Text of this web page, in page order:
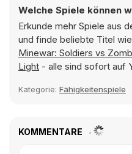
Welche Spiele können
Erkunde mehr Spiele aus
und finde beliebte Titel wie
Minewar: Soldiers vs
Light - alle sind sofort auf
Kategorie: Fähigkeitenspiele
KOMMENTARE